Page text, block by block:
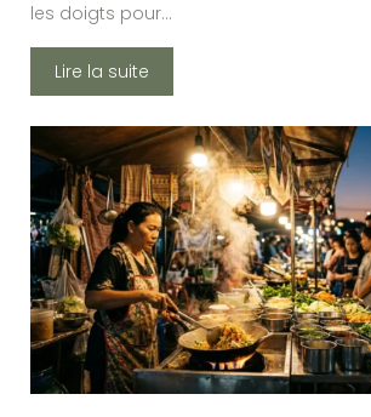
les doigts pour…
Lire la suite